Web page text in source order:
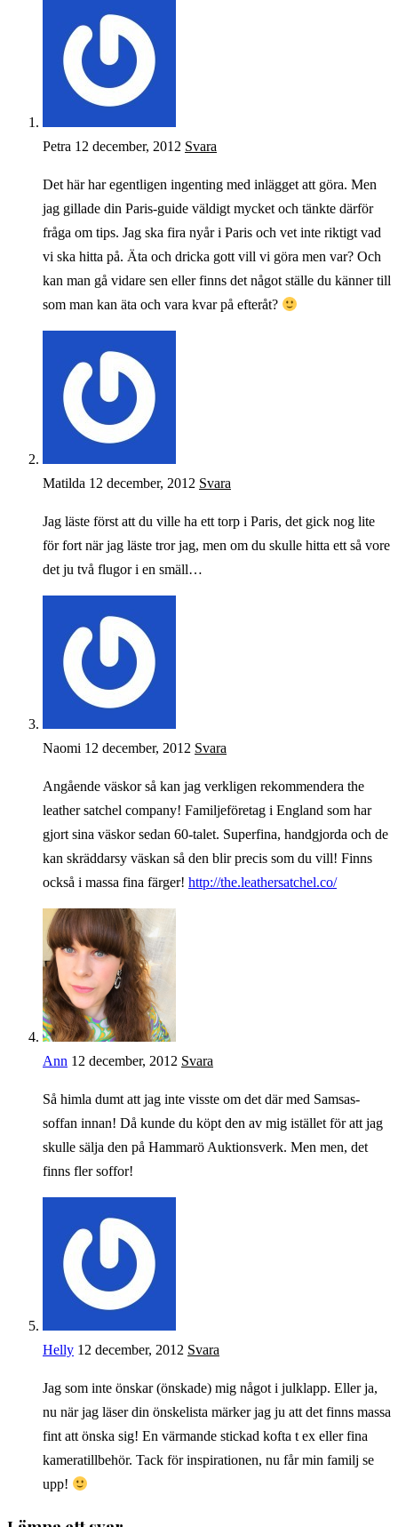
Petra 12 december, 2012 Svara
Det här har egentligen ingenting med inlägget att göra. Men
jag gillade din Paris-guide väldigt mycket och tänkte därför
fråga om tips. Jag ska fira nyår i Paris och vet inte riktigt vad
vi ska hitta på. Äta och dricka gott vill vi göra men var? Och
kan man gå vidare sen eller finns det något ställe du känner till
som man kan äta och vara kvar på efteråt?
Matilda 12 december, 2012 Svara
Jag läste först att du ville ha ett torp i Paris, det gick nog lite
för fort när jag läste tror jag, men om du skulle hitta ett så vore
det ju två flugor i en smäll…
Naomi 12 december, 2012 Svara
Angående väskor så kan jag verkligen rekommendera the
leather satchel company! Familjeföretag i England som har
gjort sina väskor sedan 60-talet. Superfina, handgjorda och de
kan skräddarsy väskan så den blir precis som du vill! Finns
också i massa fina färger! http://the.leathersatchel.co/
Ann 12 december, 2012 Svara
Så himla dumt att jag inte visste om det där med Samsas-
soffan innan! Då kunde du köpt den av mig istället för att jag
skulle sälja den på Hammarö Auktionsverk. Men men, det
finns fler soffor!
Helly 12 december, 2012 Svara
Jag som inte önskar (önskade) mig något i julklapp. Eller ja,
nu när jag läser din önskelista märker jag ju att det finns massa
fint att önska sig! En värmande stickad kofta t ex eller fina
kameratillbehör. Tack för inspirationen, nu får min familj se
upp!